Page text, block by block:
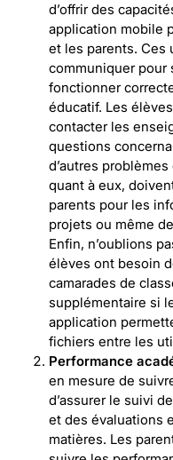
d’offrir des
application mobile
et les parents. Ces
communiquer pour
fonctionner
éducatif. Les
contacter les
questions
d’autres
quant à eux,
parents pour les
projets ou même
Enfin, n’oublions
élèves ont besoin
camarades de
supplémentaire si
application
fichiers entre les
Performance
en mesure de
d’assurer le suivi
et des évaluations
matières. Les